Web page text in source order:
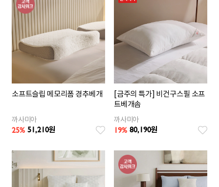
소프트슬립 메모리폼 경추베개
까사미아
25% 51,210원
[금주의 특가] 비건구스필 소프
트베개솜
까사미아
19% 80,190원